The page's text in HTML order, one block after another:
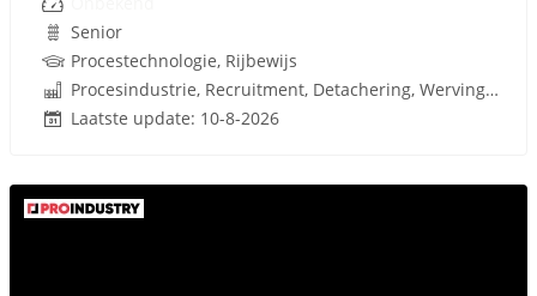
Senior
Procestechnologie, Rijbewijs
Procesindustrie, Recruitment, Detachering, Werving en Selectie
Laatste update: 10-8-2026